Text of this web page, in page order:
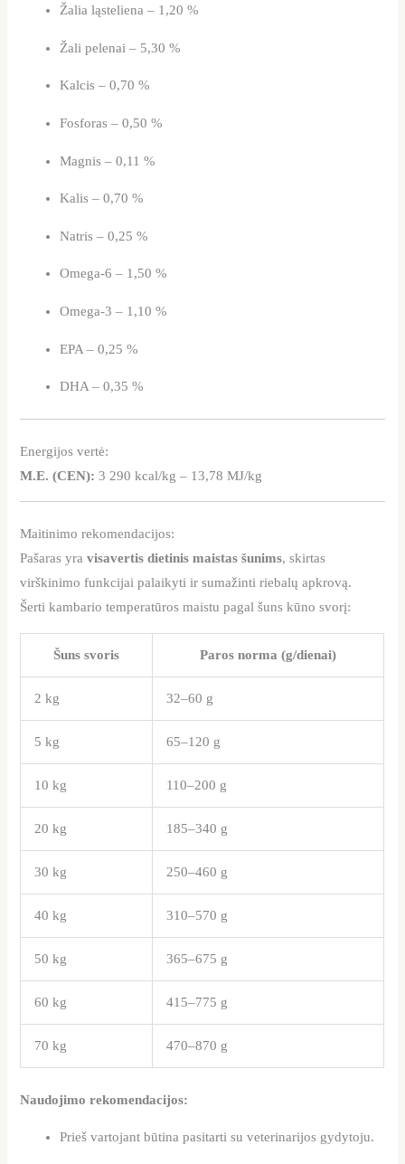
Žalia ląsteliena – 1,20 %
Žali pelenai – 5,30 %
Kalcis – 0,70 %
Fosforas – 0,50 %
Magnis – 0,11 %
Kalis – 0,70 %
Natris – 0,25 %
Omega-6 – 1,50 %
Omega-3 – 1,10 %
EPA – 0,25 %
DHA – 0,35 %
Energijos vertė:
M.E. (CEN): 3 290 kcal/kg – 13,78 MJ/kg
Maitinimo rekomendacijos:
Pašaras yravisavertis dietinis maistas šunims, skirtas
virškinimo funkcijai palaikyti ir sumažinti riebalų apkrovą.
Šerti kambario temperatūros maistu pagal šuns kūno svorį:
Šuns svoris Paros norma (g/dienai)
2 kg 32–60 g
5 kg 65–120 g
10 kg 110–200 g
20 kg 185–340 g
30 kg 250–460 g
40 kg 310–570 g
50 kg 365–675 g
60 kg 415–775 g
70 kg 470–870 g
Naudojimo rekomendacijos:
Prieš vartojant būtina pasitarti su veterinarijos gydytoju.